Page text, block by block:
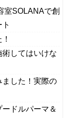
室SOLANAで創
術してはいけな
した！実際の
ドルパーマ＆